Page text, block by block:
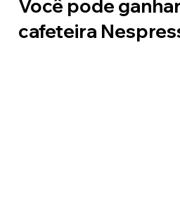
Você pode
cafeteira